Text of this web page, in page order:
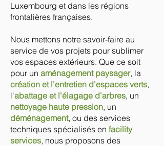
Luxembourg et dans les régions
frontalières françaises.
Nous mettons notre savoir-faire au
service de vos projets pour sublimer
vos espaces extérieurs. Que ce soit
pour un aménagement paysager, la
création et l'entretien d'espaces verts,
l'abattage et l'élagage d'arbres, un
nettoyage haute pression, un
déménagement, ou des services
techniques spécialisés en facility
services, nous proposons des